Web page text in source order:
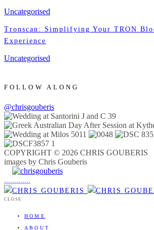
Uncategorised
Tronscan: Simplifying Your TRON
Experience
Uncategorised
FOLLOW ALONG
@chrisgouberis
COPYRIGHT © 2026 CHRIS GOUBERIS
images by Chris Gouberis
.............
CLOSE
HOME
ABOUT